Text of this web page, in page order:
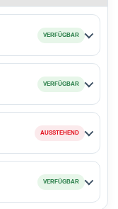
VERFÜGBAR
VERFÜGBAR
AUSSTEHEND
VERFÜGBAR